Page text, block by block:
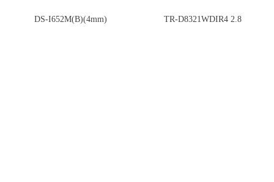
DS-I652M(B)(4mm) TR-D8321WDIR4 2.8